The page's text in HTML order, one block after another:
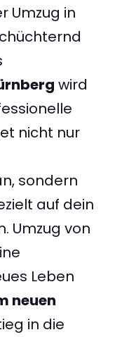
Umzug in
wird
nicht nur
sondern
auf dein
Umzug von
Leben
neuen
in die